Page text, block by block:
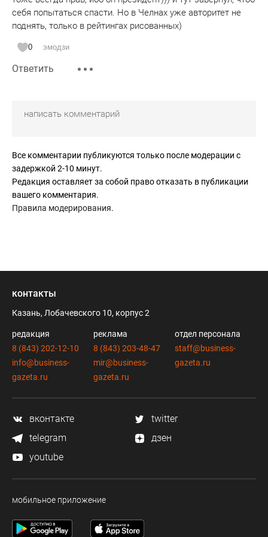
себя попытаться спасти. Но в Челнах уже авторитет не
поднять, только в рейтингах рисованных)
0 эмодзи
Ответить
Все комментарии публикуются только после модерации с
задержкой 2-10 минут.
Редакция оставляет за собой право отказать в публикации
вашего комментария.
Правила модерирования.
контакты
Казань, Лобачевского 10, корпус 2
редакция
8 (843) 202-12-10
info@business-
gazeta.ru
реклама
8 (843) 203-48-47
mir@business-
gazeta.ru
отдел персонала
staff@business-
gazeta.ru
вконтакте
twitter
telegram
дзен
youtube
мобильное приложение